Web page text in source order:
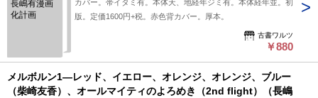
長嶋有漫画
化計画
カバー。帯イタミ有。本体天、地経年ジミ有。本体経年並。初
版。定価1600円+税。赤色背カバー。厚本。
古書ワルツ
￥880
メルボルン1―レッド、イエロー、オレンジ、オレンジ、ブルー
（柴崎友香）、オールマイティのよろめき（2nd flight）（長嶋